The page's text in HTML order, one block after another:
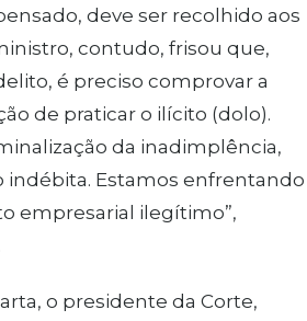
deve ser recolhido aos
contudo, frisou que,
é preciso comprovar a
de praticar o ilícito (dolo).
da inadimplência,
indébita. Estamos enfrentando
empresarial ilegítimo”,
o presidente da Corte,